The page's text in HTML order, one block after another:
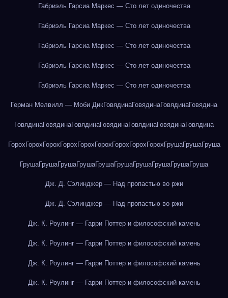
Габриэль Гарсиа Маркес — Сто лет одиночества
Габриэль Гарсиа Маркес — Сто лет одиночества
Габриэль Гарсиа Маркес — Сто лет одиночества
Габриэль Гарсиа Маркес — Сто лет одиночества
Габриэль Гарсиа Маркес — Сто лет одиночества
Герман Мелвилл — Моби ДикГовядинаГовядинаГовядинаГовядина
ГовядинаГовядинаГовядинаГовядинаГовядинаГовядинаГовядина
Горох Горох Горох Горох Горох Горох Горох Горох Горох ГрушаГрушаГруша
ГрушаГрушаГрушаГрушаГрушаГрушаГрушаГрушаГрушаГруша
Дж. Д. Сэлинджер — Над пропастью во ржи
Дж. Д. Сэлинджер — Над пропастью во ржи
Дж. К. Роулинг — Гарри Поттер и философский камень
Дж. К. Роулинг — Гарри Поттер и философский камень
Дж. К. Роулинг — Гарри Поттер и философский камень
Дж. К. Роулинг — Гарри Поттер и философский камень